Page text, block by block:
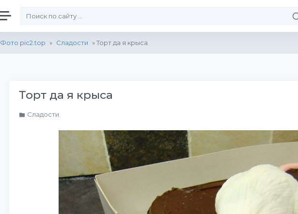
Фото pic2.top » Сладости » Торт да я крыса
Торт да я крыса
Сладости